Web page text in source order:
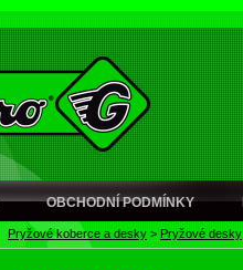
OBCHODNÍ PODMÍNKY
Pryžové koberce a desky > Pryžové desky